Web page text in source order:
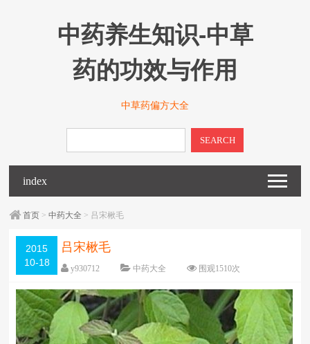
中药养生知识-中草
药的功效与作用
中草药偏方大全
SEARCH
index
首页 >中药大全 > 吕宋楸毛
2015
10-18
吕宋楸毛
y930712 中药大全 围观1510次
字体：大 中 小